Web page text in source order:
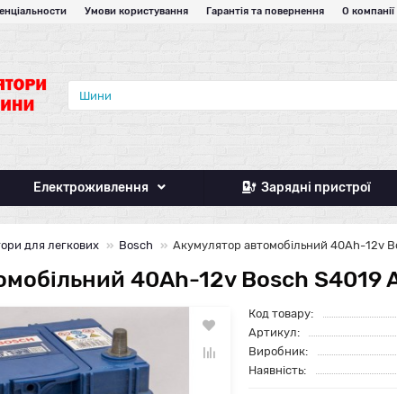
Умови користування Гарантія та повернення О компанії
Електроживлення Зарядні пристрої
для легкових Bosch Акумулятор автомобільний 40Ah-12v
40Ah-12v Bosch S4019
Код товару:
Артикул:
Виробник:
Наявність: